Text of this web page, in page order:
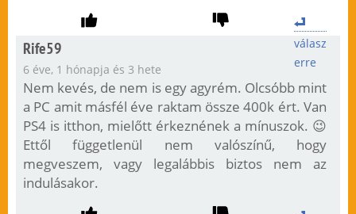
válasz
erre
Rife59
6 éve, 1 hónapja és 3 hete
Nem kevés, de nem is egy agyrém. Olcsóbb mint
a PC amit másfél éve raktam össze 400k ért. Van
PS4 is itthon, mielőtt érkeznének a mínuszok. 😉
Ettől függetlenül nem valószínű, hogy
megveszem, vagy legalábbis biztos nem az
indulásakor.